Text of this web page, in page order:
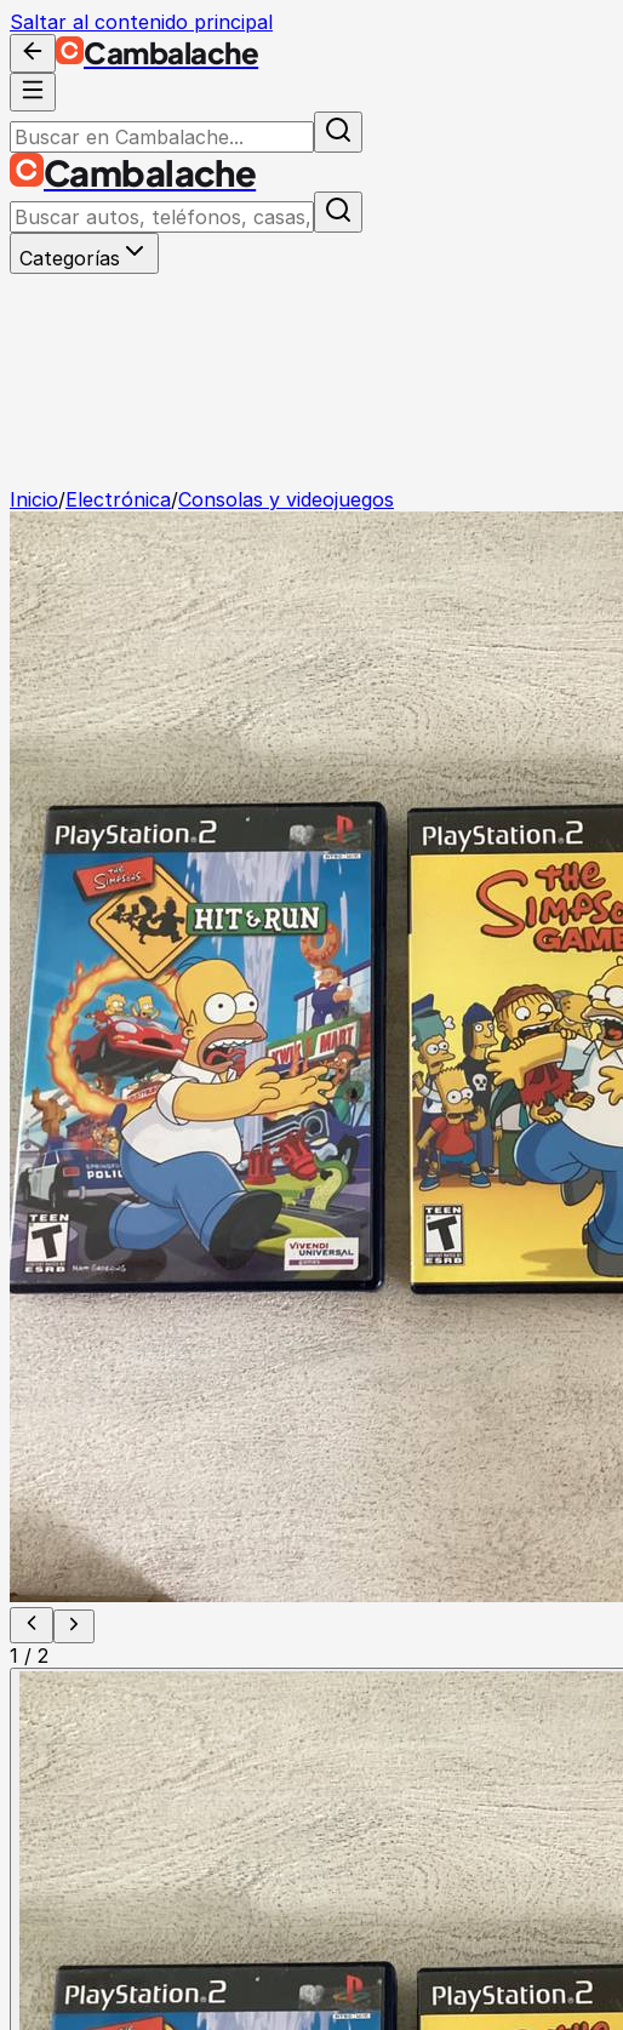
Saltar al contenido principal
Cambalache
Cambalache
Categorías
Inicio/Electrónica/Consolas y videojuegos
1 / 2